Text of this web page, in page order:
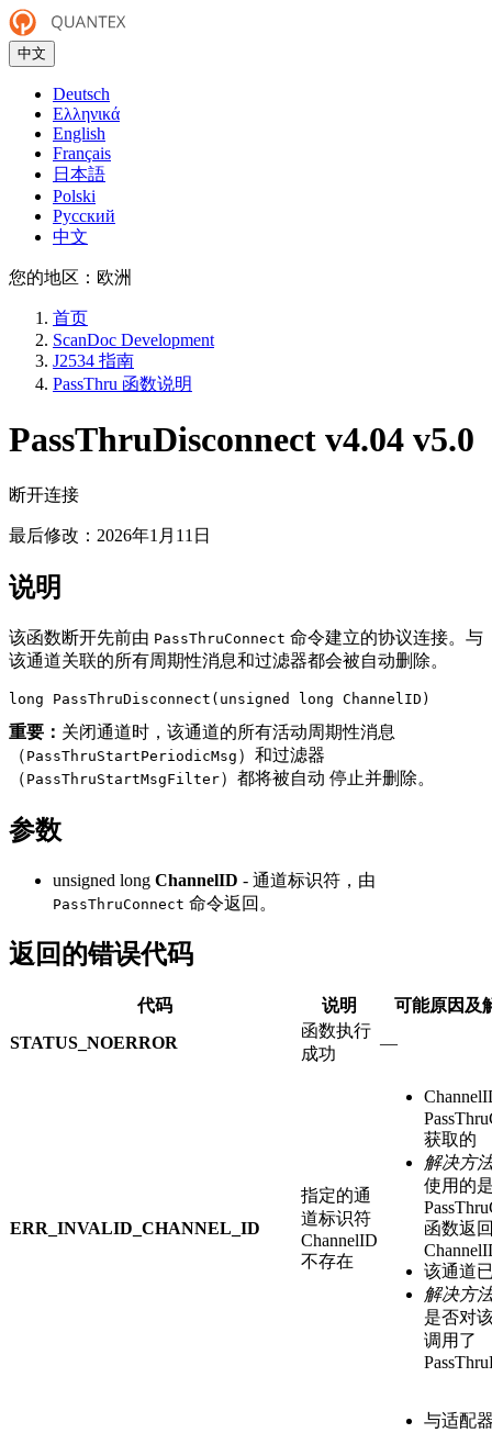
中文
Deutsch
Ελληνικά
English
Français
日本語
Polski
Русский
中文
您的地区： 欧洲
首页
ScanDoc Development
J2534 指南
PassThru 函数说明
PassThruDisconnect v4.04 v5.0
断开连接
最后修改： 2026年1月11日
说明
该函数断开先前由 PassThruConnect 命令建立的协议连接。与
该通道关联的所有周期性消息和过滤器都会被自动删除。
long PassThruDisconnect(unsigned long ChannelID)
重要： 关闭通道时，该通道的所有活动周期性消息
（ PassThruStartPeriodicMsg ）和过滤器
（ PassThruStartMsgFilter）都将被自动 停止并删除。
参数
unsigned long ChannelID - 通道标识符，由
PassThruConnect 命令返回。
返回的错误代码
代码 说明
可能原因及
STATUS_NOERROR
函数执行
成功
—
ERR_INVALID_CHANNEL_ID
指定的通
道标识符
ChannelID
不存在
获取的
解决方
使用的
函数返
该通道
解决方
是否对
调用了
与适配